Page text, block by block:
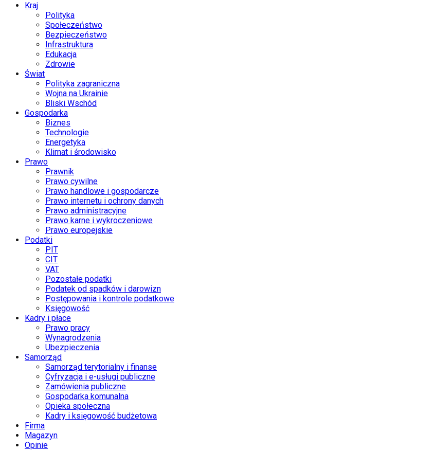
Kraj
Polityka
Społeczeństwo
Bezpieczeństwo
Infrastruktura
Edukacja
Zdrowie
Świat
Polityka zagraniczna
Wojna na Ukrainie
Bliski Wschód
Gospodarka
Biznes
Technologie
Energetyka
Klimat i środowisko
Prawo
Prawnik
Prawo cywilne
Prawo handlowe i gospodarcze
Prawo internetu i ochrony danych
Prawo administracyjne
Prawo karne i wykroczeniowe
Prawo europejskie
Podatki
PIT
CIT
VAT
Pozostałe podatki
Podatek od spadków i darowizn
Postępowania i kontrole podatkowe
Księgowość
Kadry i płace
Prawo pracy
Wynagrodzenia
Ubezpieczenia
Samorząd
Samorząd terytorialny i finanse
Cyfryzacja i e-usługi publiczne
Zamówienia publiczne
Gospodarka komunalna
Opieka społeczna
Kadry i księgowość budżetowa
Firma
Magazyn
Opinie